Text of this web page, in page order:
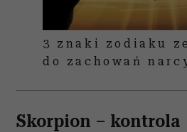
3 znaki zodiaku
do zachowań
Skorpion – kontrola